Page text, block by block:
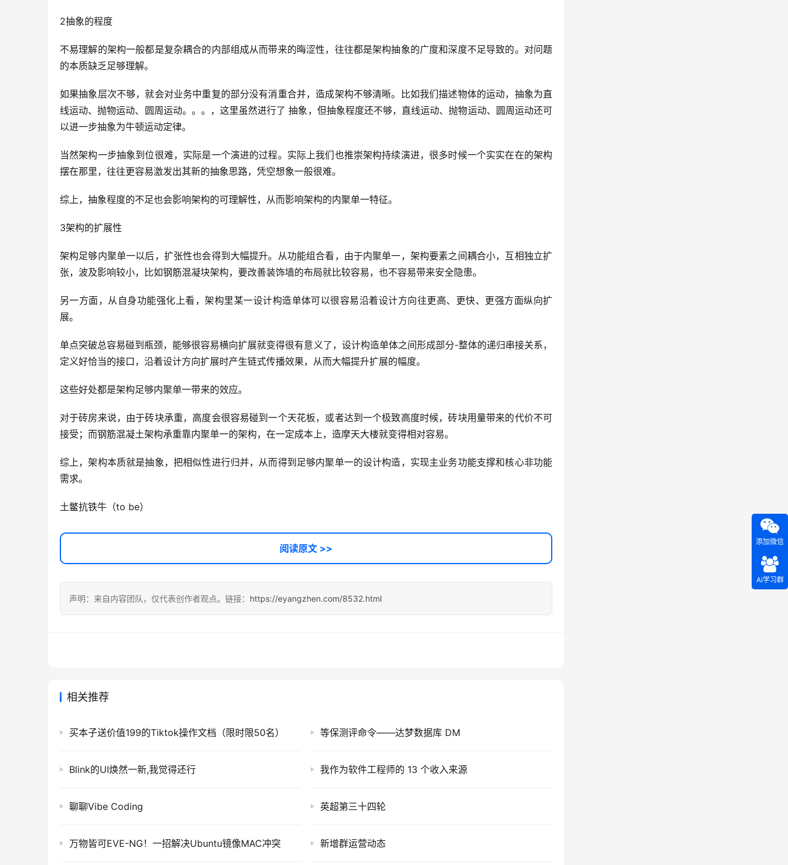
2抽象的程度
不易理解的架构一般都是复杂耦合的内部组成从而带来的晦涩性，往往都是架构抽象的广度和深度不足导致的。对问题
的本质缺乏足够理解。
如果抽象层次不够，就会对业务中重复的部分没有消重合并，造成架构不够清晰。比如我们描述物体的运动，抽象为直
线运动、抛物运动、圆周运动。。。，这里虽然进行了 抽象，但抽象程度还不够，直线运动、抛物运动、圆周运动还可
以进一步抽象为牛顿运动定律。
当然架构一步抽象到位很难，实际是一个演进的过程。实际上我们也推崇架构持续演进，很多时候一个实实在在的架构
摆在那里，往往更容易激发出其新的抽象思路，凭空想象一般很难。
综上，抽象程度的不足也会影响架构的可理解性，从而影响架构的内聚单一特征。
3架构的扩展性
架构足够内聚单一以后，扩张性也会得到大幅提升。从功能组合看，由于内聚单一，架构要素之间耦合小，互相独立扩
张，波及影响较小，比如钢筋混凝块架构，要改善装饰墙的布局就比较容易，也不容易带来安全隐患。
另一方面，从自身功能强化上看，架构里某一设计构造单体可以很容易沿着设计方向往更高、更快、更强方面纵向扩
展。
单点突破总容易碰到瓶颈，能够很容易横向扩展就变得很有意义了，设计构造单体之间形成部分-整体的递归串接关系，
定义好恰当的接口，沿着设计方向扩展时产生链式传播效果，从而大幅提升扩展的幅度。
这些好处都是架构足够内聚单一带来的效应。
对于砖房来说，由于砖块承重，高度会很容易碰到一个天花板，或者达到一个极致高度时候，砖块用量带来的代价不可
接受；而钢筋混凝土架构承重靠内聚单一的架构，在一定成本上，造摩天大楼就变得相对容易。
综上，架构本质就是抽象，把相似性进行归并，从而得到足够内聚单一的设计构造，实现主业务功能支撑和核心非功能
需求。
土鳖抗铁牛（to be）
阅读原文 >>
声明：来自内容团队，仅代表创作者观点。链接： https://eyangzhen.com/8532.html
相关推荐
买本子送价值199的Tiktok操作文档（限时限50名） 等保测评命令——达梦数据库 DM
Blink的UI焕然一新,我觉得还行 我作为软件工程师的 13 个收入来源
聊聊Vibe Coding 英超第三十四轮
万物皆可EVE-NG！一招解决Ubuntu镜像MAC冲突 新增群运营动态
添加微信
Ai学习群